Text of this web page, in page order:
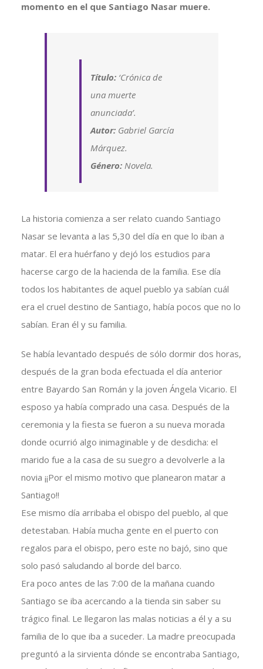
momento en el que Santiago Nasar muere.
Título:‘Crónica de
una muerte
anunciada’.
Autor:Gabriel García
Márquez.
Género:Novela.
La historia comienza a ser relato cuando Santiago
Nasar se levanta a las 5,30 del día en que lo iban a
matar. El era huérfano y dejó los estudios para
hacerse cargo de la hacienda de la familia. Ese día
todos los habitantes de aquel pueblo ya sabían cuál
era el cruel destino de Santiago, había pocos que no lo
sabían. Eran él y su familia.
Se había levantado después de sólo dormir dos horas,
después de la gran boda efectuada el día anterior
entre Bayardo San Román y la joven Ángela Vicario. El
esposo ya había comprado una casa. Después de la
ceremonia y la fiesta se fueron a su nueva morada
donde ocurrió algo inimaginable y de desdicha: el
marido fue a la casa de su suegro a devolverle a la
novia ¡¡Por el mismo motivo que planearon matar a
Santiago!!
Ese mismo día arribaba el obispo del pueblo, al que
detestaban. Había mucha gente en el puerto con
regalos para el obispo, pero este no bajó, sino que
solo pasó saludando al borde del barco.
Era poco antes de las 7:00 de la mañana cuando
Santiago se iba acercando a la tienda sin saber su
trágico final. Le llegaron las malas noticias a él y a su
familia de lo que iba a suceder. La madre preocupada
preguntó a la sirvienta dónde se encontraba Santiago,